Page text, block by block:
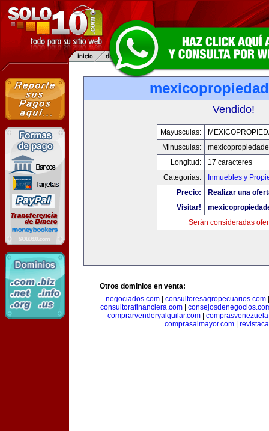
Vendido!
Mayusculas:
Minusculas:
Longitud:
17 caracteres
Categorias:
Inmuebles y
Precio:
Realizar una
Visitar!
Serán consideradas
Otros dominios en venta:
negociados.com
consultoresagropecuarios.com
consultorafinanciera.com|
comprarvenderyalquilar.com|
comprasalmayor.com